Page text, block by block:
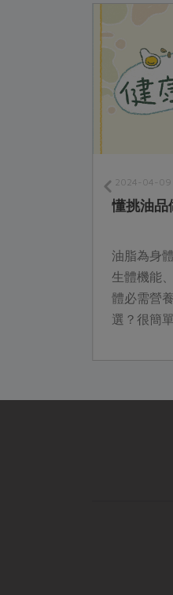
2024-04-09
懂挑油
油脂為身
生體機能
體必需營
選？很簡
好棒、好